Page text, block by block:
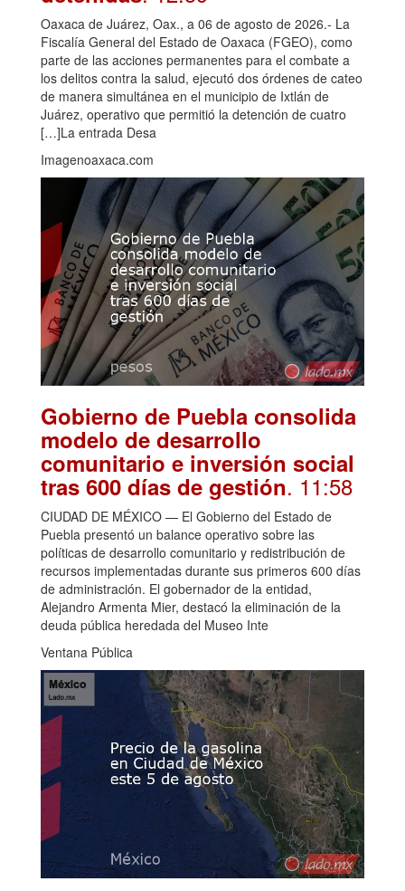
Oaxaca de Juárez, Oax., a 06 de agosto de 2026.- La
Fiscalía General del Estado de Oaxaca (FGEO), como
parte de las acciones permanentes para el combate a
los delitos contra la salud, ejecutó dos órdenes de cateo
de manera simultánea en el municipio de Ixtlán de
Juárez, operativo que permitió la detención de cuatro
[…]La entrada Desa
Imagenoaxaca.com
Gobierno de Puebla consolida
modelo de desarrollo
comunitario e inversión social
tras 600 días de gestión. 11:58
CIUDAD DE MÉXICO — El Gobierno del Estado de
Puebla presentó un balance operativo sobre las
políticas de desarrollo comunitario y redistribución de
recursos implementadas durante sus primeros 600 días
de administración. El gobernador de la entidad,
Alejandro Armenta Mier, destacó la eliminación de la
deuda pública heredada del Museo Inte
Ventana Pública